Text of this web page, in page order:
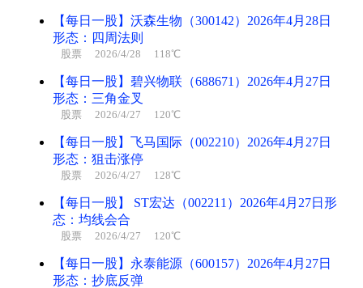
【每日一股】沃森生物（300142）2026年4月28日
形态：四周法则
股票 2026/4/28 118℃
【每日一股】碧兴物联（688671）2026年4月27日
形态：三角金叉
股票 2026/4/27 120℃
【每日一股】飞马国际（002210）2026年4月27日
形态：狙击涨停
股票 2026/4/27 128℃
【每日一股】 ST宏达（002211）2026年4月27日形
态：均线会合
股票 2026/4/27 120℃
【每日一股】永泰能源（600157）2026年4月27日
形态：抄底反弹